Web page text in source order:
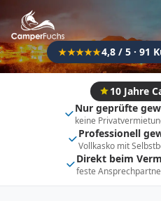
★★★★★4,8 / 5 · 91
10 Jahre
Nur geprüfte
keine
Professionell
Vollkasko mit
Direkt beim
feste
Flexibel (±3 Tage)
Fahrzeugtyp
Vollintegriert
Alkoven
Wohnwagen